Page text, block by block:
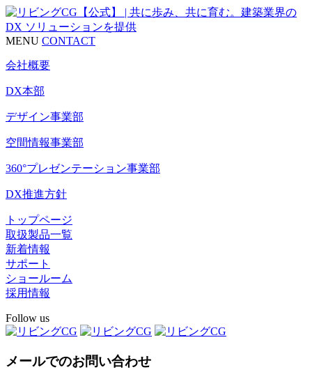
MENU CONTACT
会社概要
DX本部
デザイン事業部
空間情報事業部
360°プレゼンテーション事業部
DX推進方針
トップページ
取扱製品一覧
新着情報
サポート
ショールーム
採用情報
Follow us
メールでのお問い合わせ